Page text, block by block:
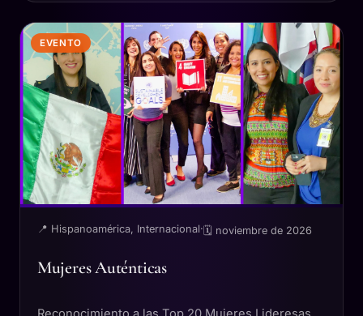
EVENTO
📍 Hispanoamérica, Internacional· 🗓 noviembre de 2026
Mujeres Auténticas